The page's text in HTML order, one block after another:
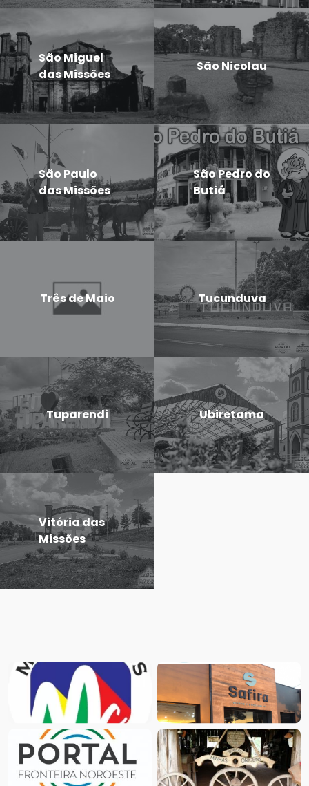
São Miguel
das Missões
São Nicolau
São Paulo
das Missões
São Pedro do
Butiá
Três de Maio Tucunduva
Tuparendi Ubiretama
Vitória das
Missões